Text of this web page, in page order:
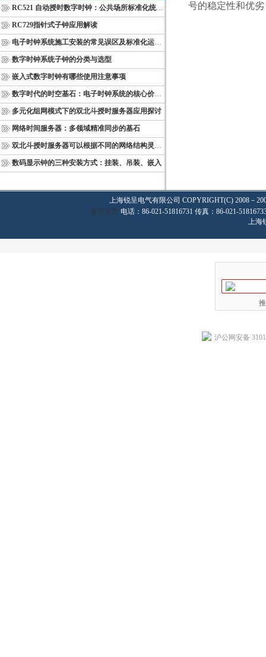
RC521 自动授时数字时钟：公共场所标准化统一计时终端
RC729指针式子钟应用解读
电子时钟系统施工安装的常见误区及标准化运维管理规范
数字时钟系统子钟的分类与选型
嵌入式数字时钟有哪些使用注意事项
数字时代的时空基石：电子时钟系统的核心价值与多维意义
多元化组网模式下的双北斗授时服务器应用探讨
网络时间服务器：多领域精准同步的基石
双北斗授时服务器可以根据不同的网络结构灵活部署
数码显示钟的三种安装方式：挂装、吊装、嵌入
号的稳定性和优
上海锐呈电气有限公司 COPYRIGHT(C) 2008－
返回首页 电话：86-021-51816731 传真：86-021-
上海
沪公网安备